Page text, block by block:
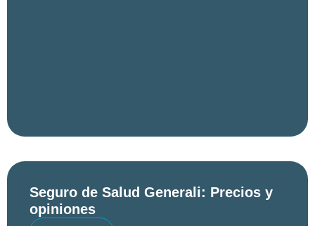
Seguro de Salud Generali: Precios y
opiniones